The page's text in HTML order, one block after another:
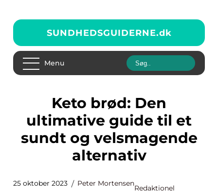
SUNDHEDSGUIDERNE.dk
Menu
Keto brød: Den
ultimative guide til et
sundt og velsmagende
alternativ
25 oktober 2023 Peter Mortensen
Redaktionel